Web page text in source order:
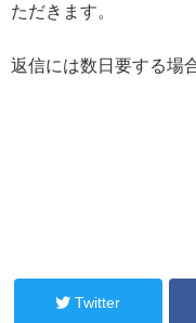
ただきます。
返信には数日要する場
Twitter